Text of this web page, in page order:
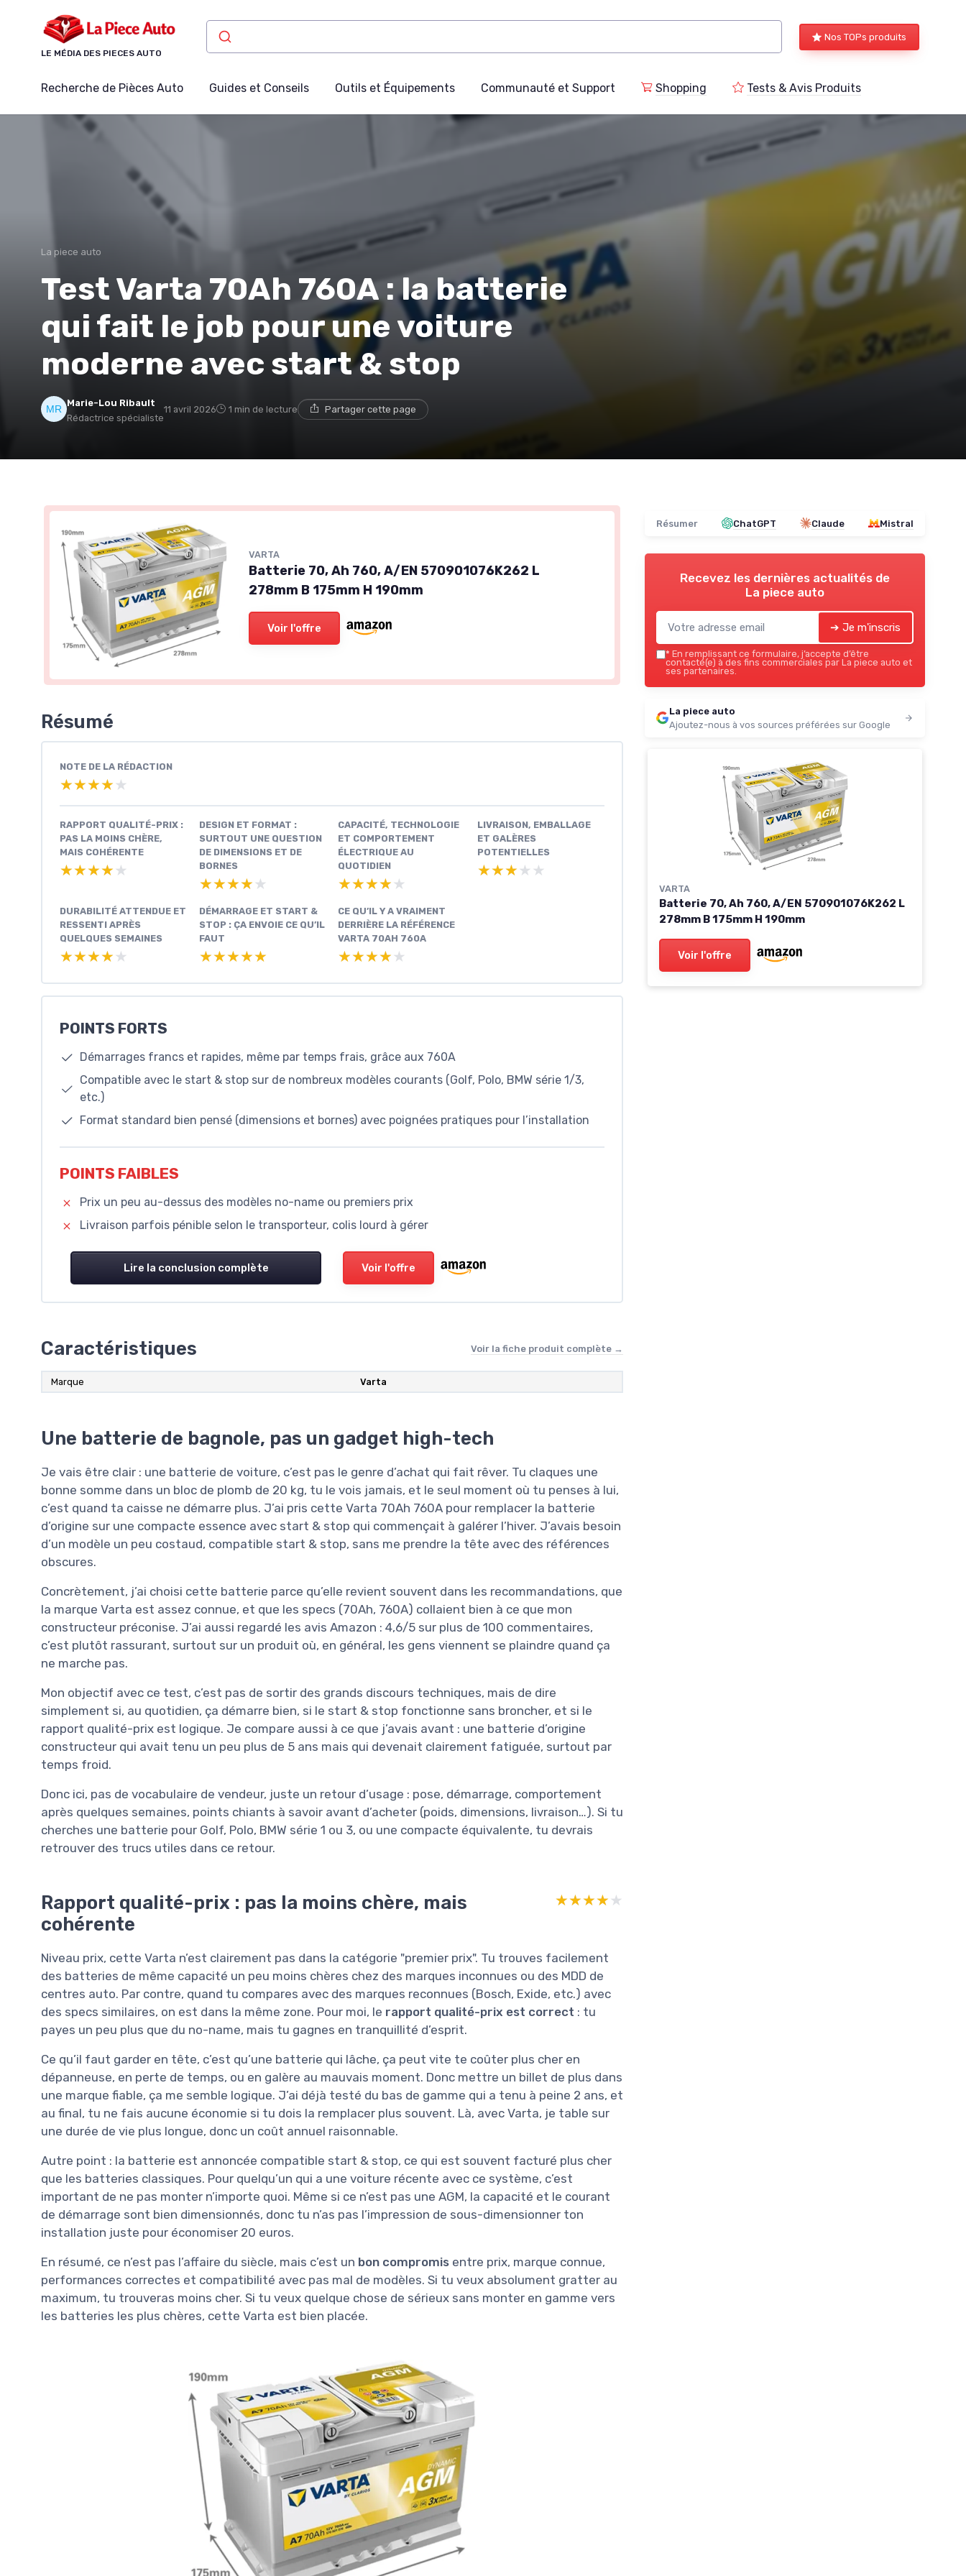
LE MÉDIA DES PIECES AUTO
Nos TOPs produits
Recherche de Pièces Auto Guides et Conseils Outils et Équipements Communauté et Support Shopping Tests & Avis Produits
La piece auto
Test Varta 70Ah 760A : la batterie
qui fait le job pour une voiture
moderne avec start & stop
Marie-Lou Ribault
Rédactrice spécialiste
11 avril 2026 1 min de lecture Partager cette page
VARTA
Batterie 70, Ah 760, A/EN 570901076K262 L
278mm B 175mm H 190mm
Voir l'offre
Résumé
NOTE DE LA RÉDACTION
★★★★★
★★★★★
RAPPORT QUALITÉ-PRIX :
PAS LA MOINS CHÈRE,
MAIS COHÉRENTE
★★★★★
★★★★★
DESIGN ET FORMAT :
SURTOUT UNE QUESTION
DE DIMENSIONS ET DE
BORNES
★★★★★
★★★★★
CAPACITÉ, TECHNOLOGIE
ET COMPORTEMENT
ÉLECTRIQUE AU
QUOTIDIEN
★★★★★
★★★★★
LIVRAISON, EMBALLAGE
ET GALÈRES
POTENTIELLES
★★★★★
★★★★★
DURABILITÉ ATTENDUE ET
RESSENTI APRÈS
QUELQUES SEMAINES
★★★★★
★★★★★
DÉMARRAGE ET START &
STOP : ÇA ENVOIE CE QU’IL
FAUT
★★★★★
★★★★★
CE QU’IL Y A VRAIMENT
DERRIÈRE LA RÉFÉRENCE
VARTA 70AH 760A
★★★★★
★★★★★
POINTS FORTS
Démarrages francs et rapides, même par temps frais, grâce aux 760A
Compatible avec le start & stop sur de nombreux modèles courants (Golf, Polo, BMW série 1/3,
etc.)
Format standard bien pensé (dimensions et bornes) avec poignées pratiques pour l’installation
POINTS FAIBLES
Prix un peu au-dessus des modèles no-name ou premiers prix
Livraison parfois pénible selon le transporteur, colis lourd à gérer
Lire la conclusion complète Voir l'offre
Caractéristiques Voir la fiche produit complète →
Marque Varta
Une batterie de bagnole, pas un gadget high-tech
Je vais être clair : une batterie de voiture, c’est pas le genre d’achat qui fait rêver. Tu claques une
bonne somme dans un bloc de plomb de 20 kg, tu le vois jamais, et le seul moment où tu penses à lui,
c’est quand ta caisse ne démarre plus. J’ai pris cette Varta 70Ah 760A pour remplacer la batterie
d’origine sur une compacte essence avec start & stop qui commençait à galérer l’hiver. J’avais besoin
d’un modèle un peu costaud, compatible start & stop, sans me prendre la tête avec des références
obscures.
Concrètement, j’ai choisi cette batterie parce qu’elle revient souvent dans les recommandations, que
la marque Varta est assez connue, et que les specs (70Ah, 760A) collaient bien à ce que mon
constructeur préconise. J’ai aussi regardé les avis Amazon : 4,6/5 sur plus de 100 commentaires,
c’est plutôt rassurant, surtout sur un produit où, en général, les gens viennent se plaindre quand ça
ne marche pas.
Mon objectif avec ce test, c’est pas de sortir des grands discours techniques, mais de dire
simplement si, au quotidien, ça démarre bien, si le start & stop fonctionne sans broncher, et si le
rapport qualité-prix est logique. Je compare aussi à ce que j’avais avant : une batterie d’origine
constructeur qui avait tenu un peu plus de 5 ans mais qui devenait clairement fatiguée, surtout par
temps froid.
Donc ici, pas de vocabulaire de vendeur, juste un retour d’usage : pose, démarrage, comportement
après quelques semaines, points chiants à savoir avant d’acheter (poids, dimensions, livraison…). Si tu
cherches une batterie pour Golf, Polo, BMW série 1 ou 3, ou une compacte équivalente, tu devrais
retrouver des trucs utiles dans ce retour.
Rapport qualité-prix : pas la moins chère, mais
cohérente
★★★★★
★★★★★
Niveau prix, cette Varta n’est clairement pas dans la catégorie "premier prix". Tu trouves facilement
des batteries de même capacité un peu moins chères chez des marques inconnues ou des MDD de
centres auto. Par contre, quand tu compares avec des marques reconnues (Bosch, Exide, etc.) avec
des specs similaires, on est dans la même zone. Pour moi, le rapport qualité-prix est correct : tu
payes un peu plus que du no-name, mais tu gagnes en tranquillité d’esprit.
Ce qu’il faut garder en tête, c’est qu’une batterie qui lâche, ça peut vite te coûter plus cher en
dépanneuse, en perte de temps, ou en galère au mauvais moment. Donc mettre un billet de plus dans
une marque fiable, ça me semble logique. J’ai déjà testé du bas de gamme qui a tenu à peine 2 ans, et
au final, tu ne fais aucune économie si tu dois la remplacer plus souvent. Là, avec Varta, je table sur
une durée de vie plus longue, donc un coût annuel raisonnable.
Autre point : la batterie est annoncée compatible start & stop, ce qui est souvent facturé plus cher
que les batteries classiques. Pour quelqu’un qui a une voiture récente avec ce système, c’est
important de ne pas monter n’importe quoi. Même si ce n’est pas une AGM, la capacité et le courant
de démarrage sont bien dimensionnés, donc tu n’as pas l’impression de sous-dimensionner ton
installation juste pour économiser 20 euros.
En résumé, ce n’est pas l’affaire du siècle, mais c’est un bon compromis entre prix, marque connue,
performances correctes et compatibilité avec pas mal de modèles. Si tu veux absolument gratter au
maximum, tu trouveras moins cher. Si tu veux quelque chose de sérieux sans monter en gamme vers
les batteries les plus chères, cette Varta est bien placée.
Résumer ChatGPT Claude Mistral
Recevez les dernières actualités de
La piece auto
➔ Je m'inscris
* En remplissant ce formulaire, j’accepte d’être
contacté(e) à des fins commerciales par La piece auto et
ses partenaires.
La piece auto
Ajoutez-nous à vos sources préférées sur Google
VARTA
Batterie 70, Ah 760, A/EN 570901076K262 L
278mm B 175mm H 190mm
Voir l'offre